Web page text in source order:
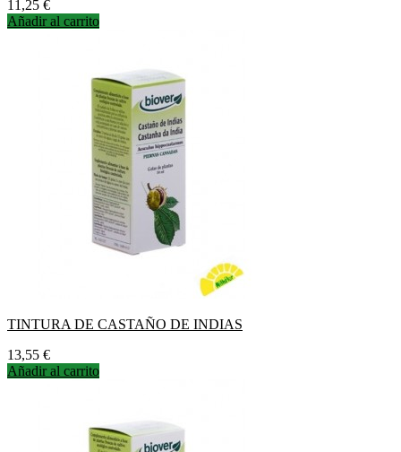
Precio
11,25 €
Añadir al carrito
TINTURA DE CASTAÑO DE INDIAS
Precio
13,55 €
Añadir al carrito